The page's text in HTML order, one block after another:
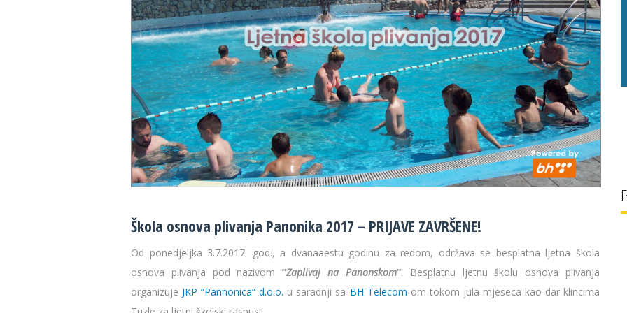
Škola osnova plivanja Panonika 2017 – PRIJAVE ZAVRŠENE!
Od ponedjeljka 3.7.2017. god., a dvanaaestu godinu za redom, održava se besplatna ljetna škola
osnova plivanja pod nazivom”Zaplivaj na Panonskom”. Besplatnu ljetnu školu osnova plivanja
organizuje JKP ”Pannonica” d.o.o. u saradnji sa BH Telecom-om tokom jula mjeseca kao dar klincima
28 °C 30 g/l 28 °C 30 g/l